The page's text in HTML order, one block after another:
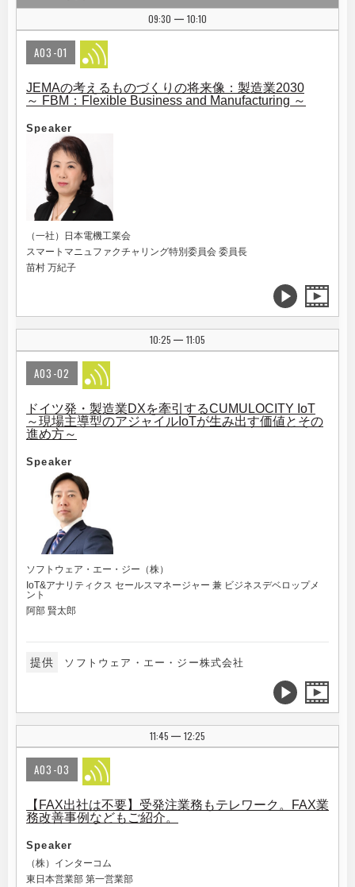
09:30
| 10:10
A03-01
JEMAの考えるものづくりの将来像：製造業2030
～ FBM：Flexible Business and Manufacturing ～
Speaker
（一社）日本電機工業会
スマートマニュファクチャリング特別委員会 委員長
苗村 万紀子
10:25 | 11:05
A03-02
ドイツ発・製造業DXを牽引するCUMULOCITY IoT
～現場主導型のアジャイルIoTが生み出す価値とその
進め方～
Speaker
ソフトウェア・エー・ジー（株）
IoT&アナリティクス セールスマネージャー 兼 ビジネスデベロップメ
ント
阿部 賢太郎
提供 ソフトウェア・エー・ジー株式会社
11:45 | 12:25
A03-03
【FAX出社は不要】受発注業務もテレワーク。FAX業
務改善事例などもご紹介。
Speaker
（株）インターコム
東日本営業部 第一営業部